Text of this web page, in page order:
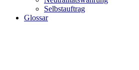
Selbstauftrag
Glossar